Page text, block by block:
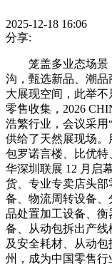
2025-12-18 16:06
分享:
笼盖多业态场景
沟，甄选新品、潮品
大展现空间，此举
零售收集，2026
浩繁行业，会议采用
供给了天然展现场
包罗诺言楼、比优特
华深圳联展 12 月启
货、专业专卖店头
备、物流周转设备
品处置加工设备、
备、从动包拆出产
及安全耗材、从动
州，成为中国零售